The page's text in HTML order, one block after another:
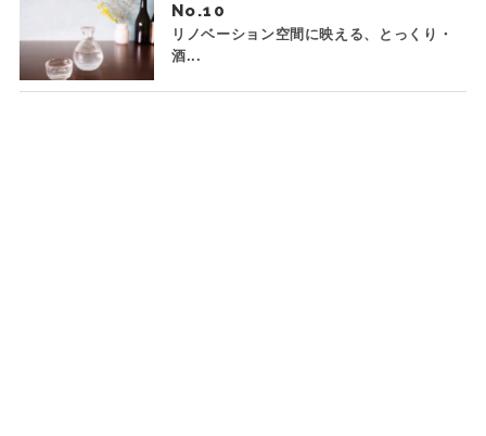
No.
リノベーション空間に映える、とっくり・
酒...